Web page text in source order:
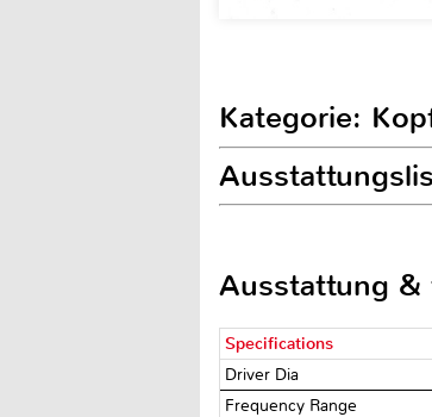
Kategorie:
Ausstattung &
Specifications
Driver Dia
Frequency Range